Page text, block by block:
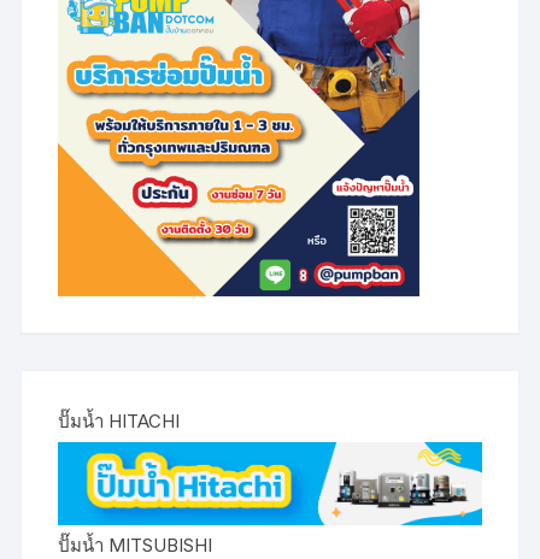
ปั๊มน้ำ HITACHI
ปั๊มน้ำ MITSUBISHI